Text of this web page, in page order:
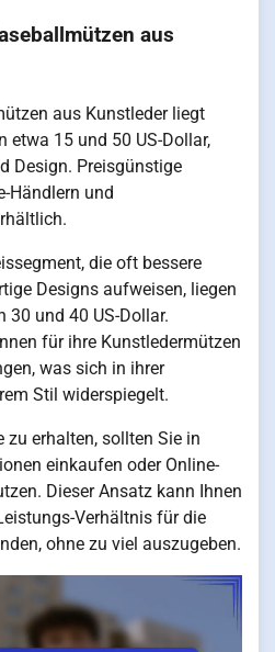
aus
aus Kunstleder liegt
etwa 15 und 50 US-Dollar,
Design. Preisgünstige
Händlern und
die oft bessere
Designs aufweisen, liegen
30 und 40 US-Dollar.
für ihre Kunstledermützen
was sich in ihrer
Stil widerspiegelt.
zu erhalten, sollten Sie in
einkaufen oder Online-
Dieser Ansatz kann Ihnen
Verhältnis für die
ohne zu viel auszugeben.